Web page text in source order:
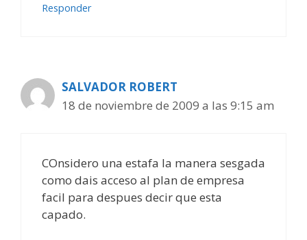
Responder
SALVADOR ROBERT
18 de noviembre de 2009 a las 9:15 am
COnsidero una estafa la manera sesgada
como dais acceso al plan de empresa
facil para despues decir que esta
capado.